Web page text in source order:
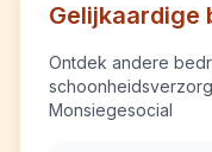
Gelijkaardige
Ontdek andere
Monsiegesocial